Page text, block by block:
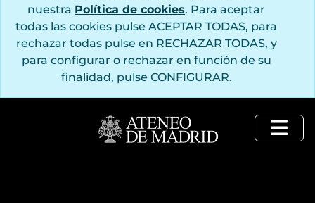
nuestra Política de cookies. Para aceptar
todas las cookies pulse ACEPTAR TODAS, para
rechazar todas pulse en RECHAZAR TODAS, y
para configurar o rechazar en función de su
finalidad, pulse CONFIGURAR.